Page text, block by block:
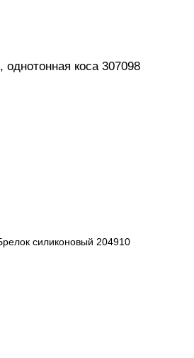
однотонная коса 307098